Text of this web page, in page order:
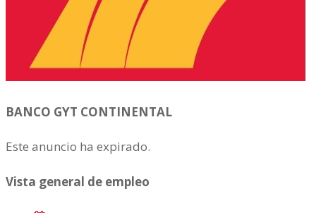
BANCO GYT CONTINENTAL
Este anuncio ha expirado.
Vista general de empleo